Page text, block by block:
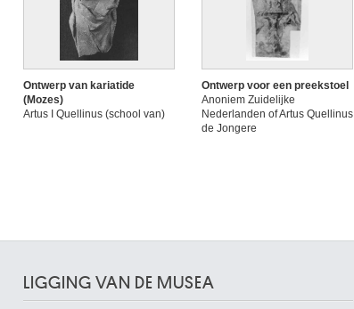
Ontwerp van kariatide
(Mozes)
Artus I Quellinus (school van)
Ontwerp voor een preekstoel
Anoniem Zuidelijke
Nederlanden of Artus Quellinus
de Jongere
LIGGING VAN DE MUSEA